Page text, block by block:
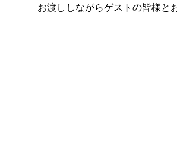
お渡ししながらゲストの皆様と